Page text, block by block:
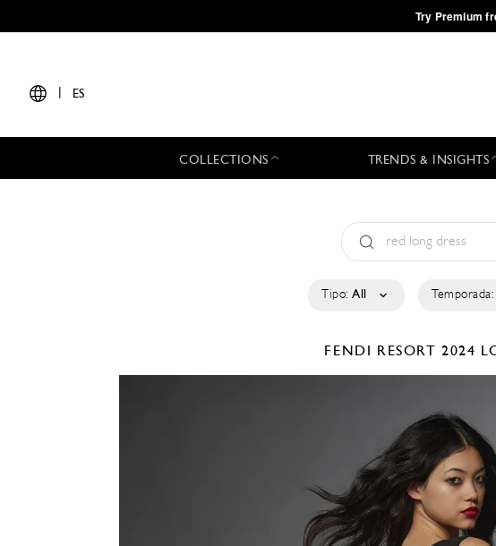
·Try Premium
ES
COLLECTIONS TRENDS & INSIGHTS
Tipo: All Temporada:
FENDI RESORT 2024